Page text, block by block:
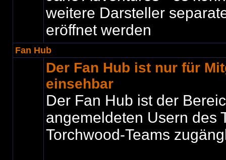
weitere Darsteller
eröffnet werden
Fan Hub
Der Fan Hub ist nur für
einsehbar
Der Fan Hub ist der
angemeldeten Usern des
Torchwood-Teams